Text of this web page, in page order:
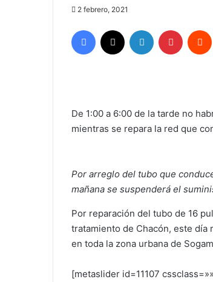
2 febrero, 2021
Facebook LinkedIn Pinterest
De 1:00 a 6:00 de la tarde no
mientras se repara la red que
Por arreglo del tubo que
mañana se suspenderá el
Por reparación del tubo de 16
tratamiento de Chacón, este
en toda la zona urbana de
[metaslider id=11107